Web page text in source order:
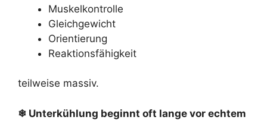
Muskelkontrolle
Gleichgewicht
Orientierung
Reaktionsfähigkeit
teilweise massiv.
❄ Unterkühlung beginnt oft lange vor echtem